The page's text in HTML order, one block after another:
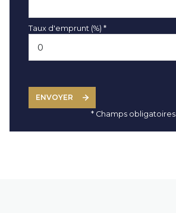
Taux d'emprunt (%) *
ENVOYER
* Champs obligatoires